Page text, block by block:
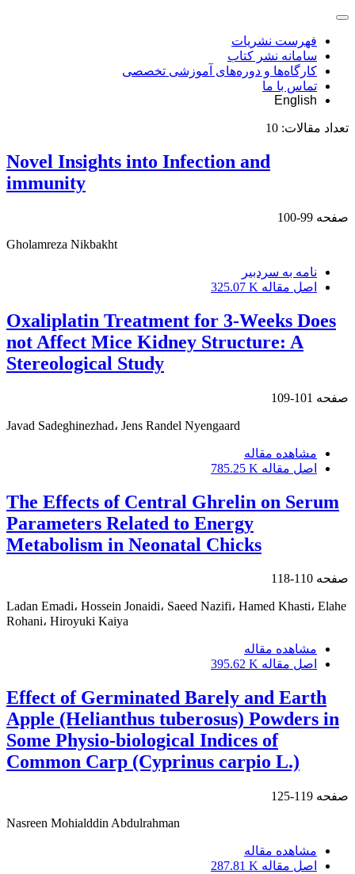
فهرست نشریات
سامانه نشر کتاب
کارگاه‌ها و دوره‌های آموزشی تخصصی
تماس با ما
English
تعداد مقالات: 10
Novel Insights into Infection and
immunity
صفحه 99-100
Gholamreza Nikbakht
نامه به سردبیر
اصل مقاله 325.07 K
Oxaliplatin Treatment for 3-Weeks Does
not Affect Mice Kidney Structure: A
Stereological Study
صفحه 101-109
Javad Sadeghinezhad، Jens Randel Nyengaard
مشاهده مقاله
اصل مقاله 785.25 K
The Effects of Central Ghrelin on Serum
Parameters Related to Energy
Metabolism in Neonatal Chicks
صفحه 110-118
Ladan Emadi، Hossein Jonaidi، Saeed Nazifi، Hamed Khasti، Elahe
Rohani، Hiroyuki Kaiya
مشاهده مقاله
اصل مقاله 395.62 K
Effect of Germinated Barely and Earth
Apple (Helianthus tuberosus) Powders in
Some Physio-biological Indices of
Common Carp (Cyprinus carpio L.)
صفحه 119-125
Nasreen Mohialddin Abdulrahman
مشاهده مقاله
اصل مقاله 287.81 K